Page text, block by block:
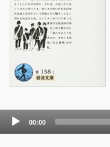
Audio
00:00